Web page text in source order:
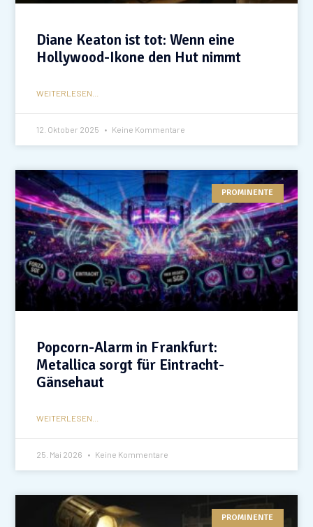
Diane Keaton ist tot: Wenn eine
Hollywood-Ikone den Hut nimmt
WEITERLESEN...
12. Oktober 2025 Keine Kommentare
PROMINENTE
Popcorn-Alarm in Frankfurt:
Metallica sorgt für Eintracht-
Gänsehaut
WEITERLESEN...
25. Mai 2026 Keine Kommentare
PROMINENTE